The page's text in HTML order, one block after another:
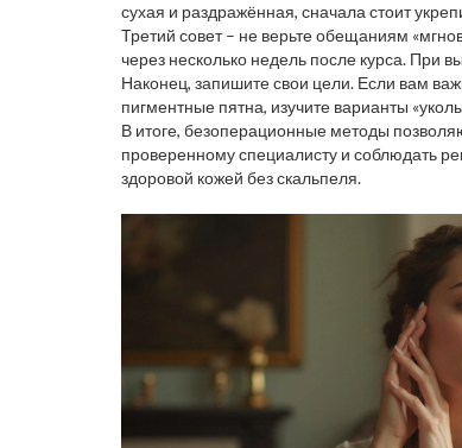
сухая и раздражённая, сначала стоит
Третий совет – не верьте обещаниям
через несколько недель после курса. При
Наконец, запишите свои цели. Если вам
пигментные пятна, изучите варианты
В итоге, безоперационные методы
проверенному специалисту и соблюдать
здоровой кожей без скальпеля.